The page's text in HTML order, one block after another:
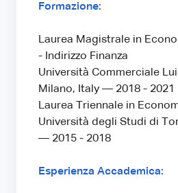
Formazione:
Laurea Magistrale in
- Indirizzo Finanza
Università Commerciale
Milano, Italy — 2018 - 2021
Laurea Triennale in
Università degli Studi di
— 2015 - 2018
Esperienza Accademica: